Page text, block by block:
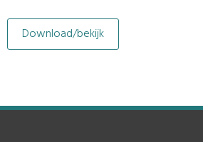
Download/bekijk